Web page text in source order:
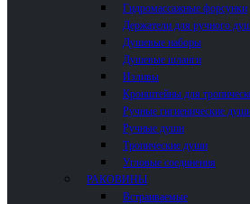
Гидромассажные форсунки
Держатели для ручного
Душевые наборы
Душевые шланги
Изливы
Кронштейны для
Ручные гигиенические
Ручные души
Тропические души
Угловые соединения
РАКОВИНЫ
Встраиваемые